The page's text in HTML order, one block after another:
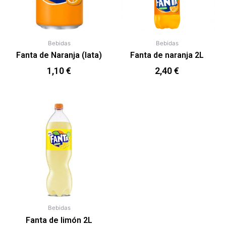
Bebidas
Fanta de Naranja (lata)
1,10€
Bebidas
Fanta de naranja 2L
2,40€
Bebidas
Fanta de limón 2L